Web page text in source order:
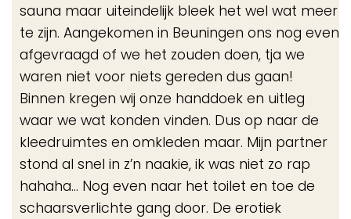
sauna maar uiteindelijk bleek het wel wat meer
te zijn. Aangekomen in Beuningen ons nog even
afgevraagd of we het zouden doen, tja we
waren niet voor niets gereden dus gaan!
Binnen kregen wij onze handdoek en uitleg
waar we wat konden vinden. Dus op naar de
kleedruimtes en omkleden maar. Mijn partner
stond al snel in z’n naakie, ik was niet zo rap
hahaha… Nog even naar het toilet en toe de
schaarsverlichte gang door. De erotiek